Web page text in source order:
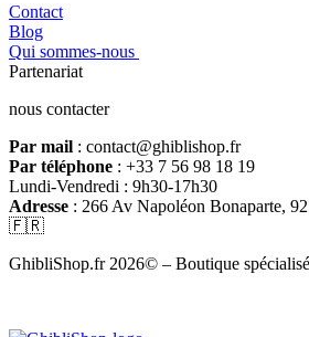
Contact
Blog
Qui sommes-nous
Partenariat
nous contacter
Par mail : contact@ghiblishop.fr
Par téléphone : +33 7 56 98 18 19
Lundi-Vendredi : 9h30-17h30
Adresse : 266 Av Napoléon Bonaparte,
🇫🇷
GhibliShop.fr 2026© – Boutique